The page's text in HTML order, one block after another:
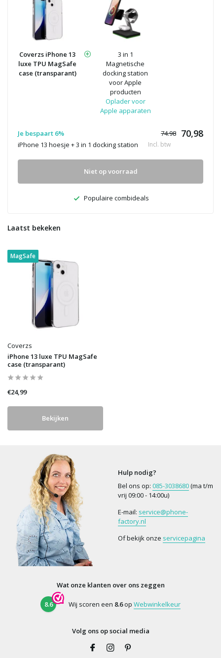
Coverzs iPhone 13
luxe TPU MagSafe
case (transparant)
3 in 1
Magnetische
docking station
voor Apple
producten
Oplader voor
Apple apparaten
Je bespaart 6% 74.98 70,98
iPhone 13 hoesje + 3 in 1 docking station Incl. btw
Niet op voorraad
Populaire combideals
Laatst bekeken
MagSafe
Coverzs
iPhone 13 luxe TPU MagSafe
case (transparant)
€24,99
Bekijken
Hulp nodig?
Bel ons op: 085-3038680(ma t/m
vrij 09:00 - 14:00u)
E-mail: service@phone-
factory.nl
Of bekijk onze servicepagina
Wat onze klanten over ons zeggen
8.6 Wij scoren een 8.6op Webwinkelkeur
Volg ons op social media